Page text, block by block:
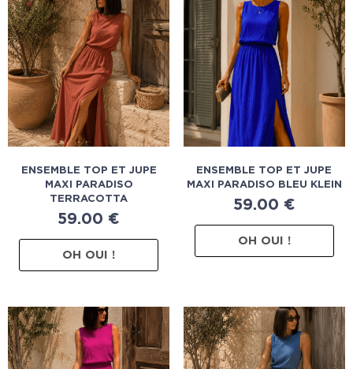
ENSEMBLE TOP ET JUPE
MAXI PARADISO
TERRACOTTA
59.00 €
OH OUI !
ENSEMBLE TOP ET JUPE
MAXI PARADISO BLEU KLEIN
59.00 €
OH OUI !